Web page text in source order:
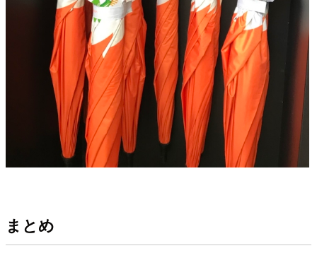
まとめ